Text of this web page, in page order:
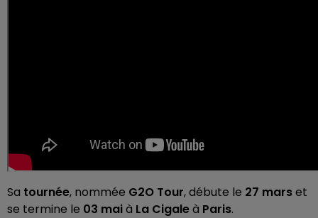
Sa tournée, nommée G2O Tour, débute le 27 marset
se termine le 03 maià La Cigaleà Paris.